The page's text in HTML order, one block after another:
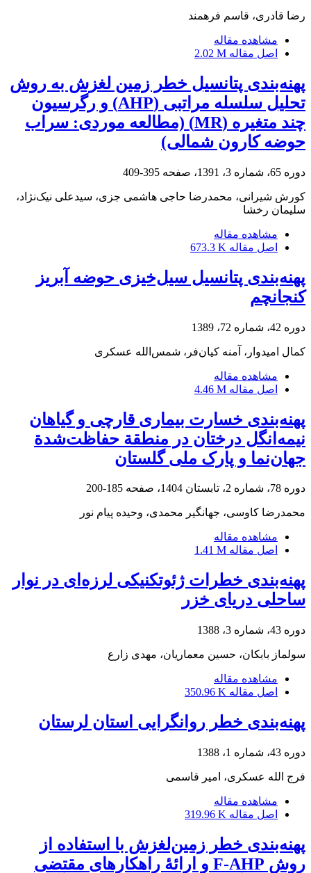
رضا قادری، قاسم فرهمند
مشاهده مقاله
اصل مقاله 2.02 M
پهنه‌بندی پتانسیل خطر زمین لغزش به روش
تحلیل سلسله مراتبی (AHP) و رگرسیون
چند متغیره (MR) (مطالعه موردی: سراب
حوضه کارون شمالی)
دوره 65، شماره 3، 1391، صفحه 395-409
کورش شیرانی، محمدرضا حاجی هاشمی جزی، سیدعلی نیک‌نژاد،
سلیمان رخشا
مشاهده مقاله
اصل مقاله 673.3 K
پهنه‌بندی پتانسیل سیل‌خیزی حوضه آبریز
کنجانچم
دوره 42، شماره 72، 1389
کمال امیدوار، آمنه کیان‌فر، شمس‌الله عسکری
مشاهده مقاله
اصل مقاله 4.46 M
پهنه‌بندی خسارت بیماری قارچی و گیاهان
نیمه‌انگل درختان در منطقة حفاظت‌شدة
جهان‌نما و پارک ملی گلستان
دوره 78، شماره 2، تابستان 1404، صفحه 185-200
محمدرضا کاوسی، جهانگیر محمدی، وحیده پیام نور
مشاهده مقاله
اصل مقاله 1.41 M
پهنه‌بندی خطرات ژئوتکنیکی لرزه‌ای در نوار
ساحلی دریای خزر
دوره 43، شماره 3، 1388
سولماز بابکان، حسین معماریان، مهدی زارع
مشاهده مقاله
اصل مقاله 350.96 K
پهنه‌بندی خطر روانگرایی استان لرستان
دوره 43، شماره 1، 1388
فرج الله عسکری، امیر قاسمی
مشاهده مقاله
اصل مقاله 319.96 K
پهنه‌بندی خطر زمین‌لغزش با استفاده از
روش F-AHP و ارائۀ راهکارهای مقتضی